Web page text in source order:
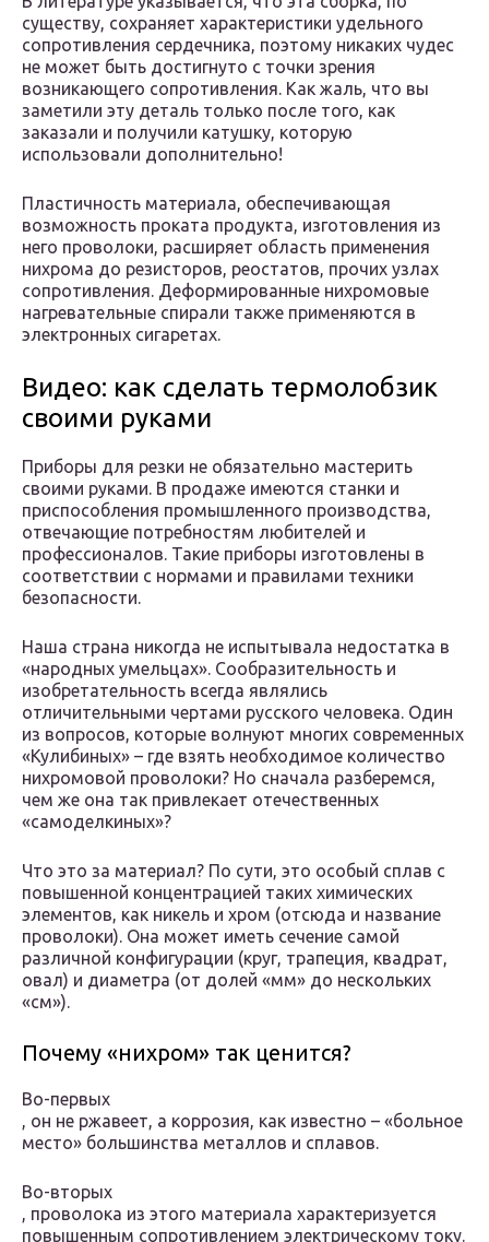
существу, сохраняет характеристики удельного
сопротивления сердечника, поэтому никаких чудес
не может быть достигнуто с точки зрения
возникающего сопротивления. Как жаль, что вы
заметили эту деталь только после того, как
заказали и получили катушку, которую
использовали дополнительно!
Пластичность материала, обеспечивающая
возможность проката продукта, изготовления из
него проволоки, расширяет область применения
нихрома до резисторов, реостатов, прочих узлах
сопротивления. Деформированные нихромовые
нагревательные спирали также применяются в
электронных сигаретах.
Видео: как сделать термолобзик
своими руками
Приборы для резки не обязательно мастерить
своими руками. В продаже имеются станки и
приспособления промышленного производства,
отвечающие потребностям любителей и
профессионалов. Такие приборы изготовлены в
соответствии с нормами и правилами техники
безопасности.
Наша страна никогда не испытывала недостатка в
«народных умельцах». Сообразительность и
изобретательность всегда являлись
отличительными чертами русского человека. Один
из вопросов, которые волнуют многих современных
«Кулибиных» – где взять необходимое количество
нихромовой проволоки? Но сначала разберемся,
чем же она так привлекает отечественных
«самоделкиных»?
Что это за материал? По сути, это особый сплав с
повышенной концентрацией таких химических
элементов, как никель и хром (отсюда и название
проволоки). Она может иметь сечение самой
различной конфигурации (круг, трапеция, квадрат,
овал) и диаметра (от долей «мм» до нескольких
«см»).
Почему «нихром» так ценится?
Во-первых
, он не ржавеет, а коррозия, как известно – «больное
место» большинства металлов и сплавов.
Во-вторых
, проволока из этого материала характеризуется
повышенным сопротивлением электрическому току.